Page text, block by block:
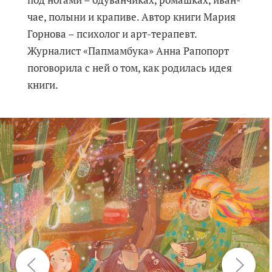
чае, полыни и крапиве. Автор книги Мария
Горнова – психолог и арт-терапевт.
Журналист «Папмамбука» Анна Рапопорт
поговорила с ней о том, как родилась идея
книги.